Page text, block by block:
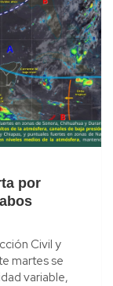
por
Civil y
martes se
variable,